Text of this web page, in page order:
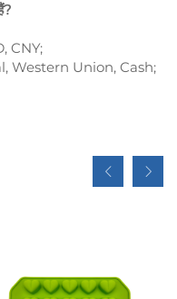
CNY;
Western Union, Cash;